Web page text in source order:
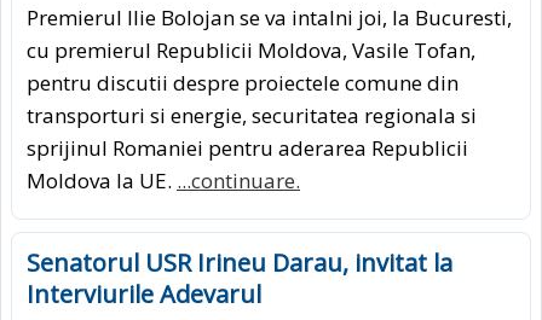
Premierul Ilie Bolojan se va intalni joi, la Bucuresti,
cu premierul Republicii Moldova, Vasile Tofan,
pentru discutii despre proiectele comune din
transporturi si energie, securitatea regionala si
sprijinul Romaniei pentru aderarea Republicii
Moldova la UE. ...continuare.
Senatorul USR Irineu Darau, invitat la
Interviurile Adevarul